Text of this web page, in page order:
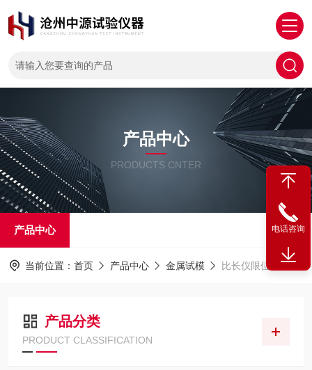
产品中心
PRODUCTS CNTER
产品中心
当前位置： 首页 产品中心 金属试模 比长仪限位器
产品分类
PRODUCT CLASSIFICATION
电话咨询